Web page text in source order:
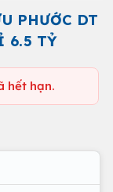
PHƯỚC DT
6.5 TỶ
hết hạn.